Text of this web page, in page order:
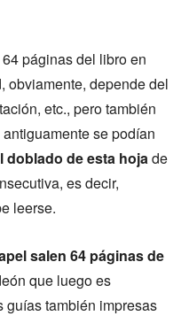
páginas del libro en
obviamente, depende del
etc., pero también
se podían
doblado de esta hojade
es decir,
leerse.
salen 64 páginas de
que luego es
también impresas